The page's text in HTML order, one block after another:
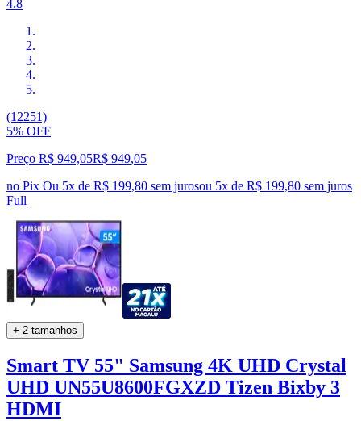
4.8
(12251)
5% OFF
Preço R$ 949,05R$ 949,05
no Pix Ou 5x de R$ 199,80 sem jurosou 5x de R$ 199,80 sem juros
Full
+ 2 tamanhos
Smart TV 55" Samsung 4K UHD Crystal
UHD UN55U8600FGXZD Tizen Bixby 3
HDMI